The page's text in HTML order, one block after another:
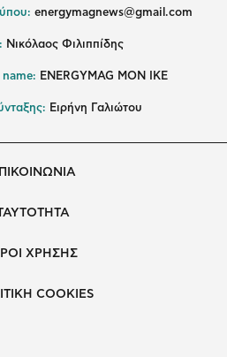
energymagnews@gmail.com
Νικόλαος Φιλιππίδης
name: ENERGYMAG ΜΟΝ ΙΚΕ
Ειρήνη Γαλιώτου
ΧΡΗΣΗΣ
COOKIES